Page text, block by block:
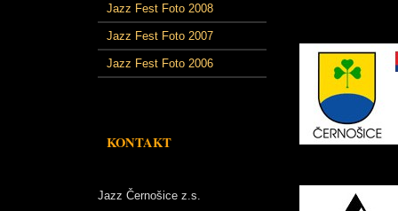
Jazz Fest Foto 2008
Jazz Fest Foto 2007
Jazz Fest Foto 2006
KONTAKT
Jazz Černošice z.s.